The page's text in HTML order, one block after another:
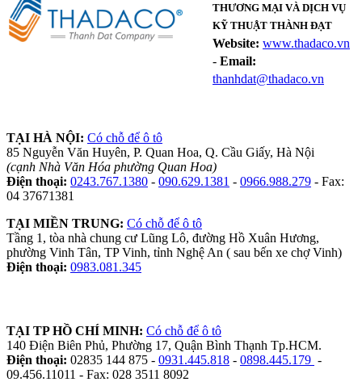
THƯƠNG MẠI VÀ DỊCH VỤ
KỸ THUẬT THÀNH ĐẠT
Website: www.thadaco.vn
- Email:
thanhdat@thadaco.vn
TẠI HÀ NỘI: Có chỗ để ô tô
85 Nguyễn Văn Huyên, P. Quan Hoa, Q. Cầu Giấy, Hà Nội
(cạnh Nhà Văn Hóa phường Quan Hoa)
Điện thoại: 0243.767.1380 - 090.629.1381 - 0966.988.279 - Fax:
04 37671381
TẠI MIỀN TRUNG: Có chỗ để ô tô
Tầng 1, tòa nhà chung cư Lũng Lô, đường Hồ Xuân Hương,
phường Vinh Tân, TP Vinh, tỉnh Nghệ An ( sau bến xe chợ Vinh)
Điện thoại: 0983.081.345
TẠI TP HỒ CHÍ MINH: Có chỗ để ô tô
140 Điện Biên Phủ, Phường 17, Quận Bình Thạnh Tp.HCM.
Điện thoại: 02835 144 875 - 0931.445.818 - 0898.445.179 -
09.456.11011 - Fax: 028 3511 8092